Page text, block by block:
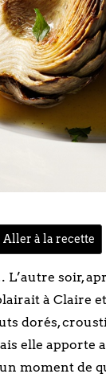
Aller à la recette
soir,
à Claire
dorés,
elle apporte
moment de